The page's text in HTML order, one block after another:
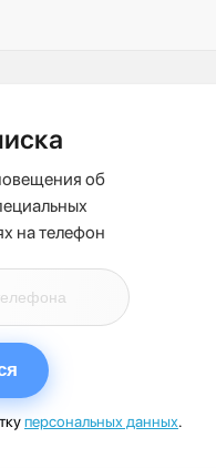
об
на телефон
персональных данных.